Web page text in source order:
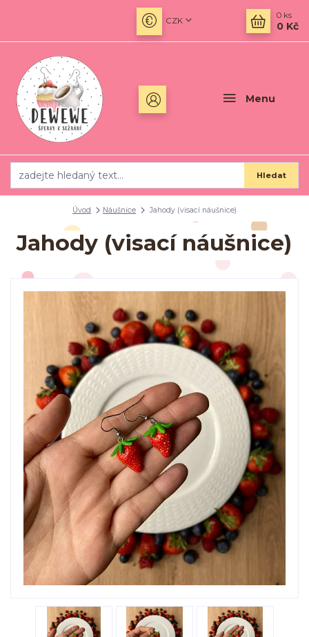
Menu
CZK
Hledat
0 ks
0 Kč
Úvod Náušnice Jahody (visací náušnice)
Jahody (visací náušnice)